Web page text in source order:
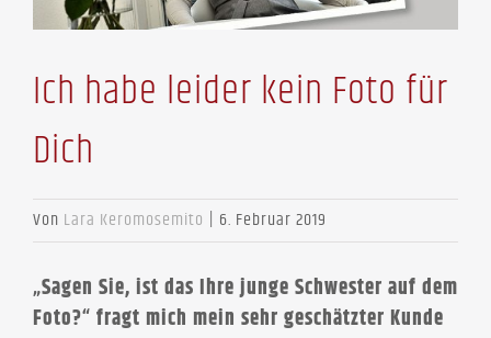
Ich habe leider kein Foto für
Dich
Von Lara Keromosemito | 6. Februar 2019
„Sagen Sie, ist das Ihre junge Schwester auf dem
Foto?“ fragt mich mein sehr geschätzter Kunde